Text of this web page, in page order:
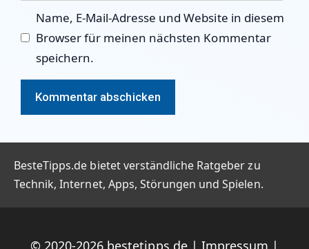
Name, E-Mail-Adresse und Website in diesem
Browser für meinen nächsten Kommentar
speichern.
BesteTipps.de bietet verständliche Ratgeber zu
Technik, Internet, Apps, Störungen und Spielen.
© 2020-2026 bestetipps.de| Impressum |